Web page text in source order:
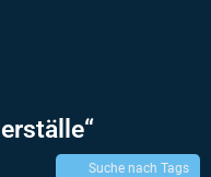
Suche nach Tags